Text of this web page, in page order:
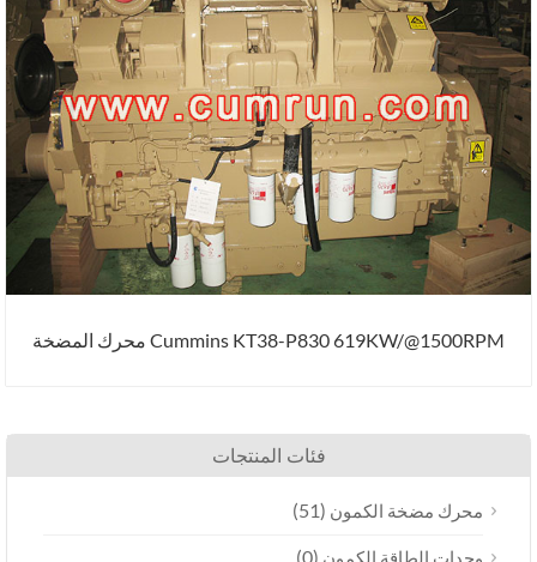
Cummins KT38-P830 619KW/@1500RPM محرك المضخة
فئات المنتجات
محرك مضخة الكمون(51)
وحدات الطاقة الكمون(0)